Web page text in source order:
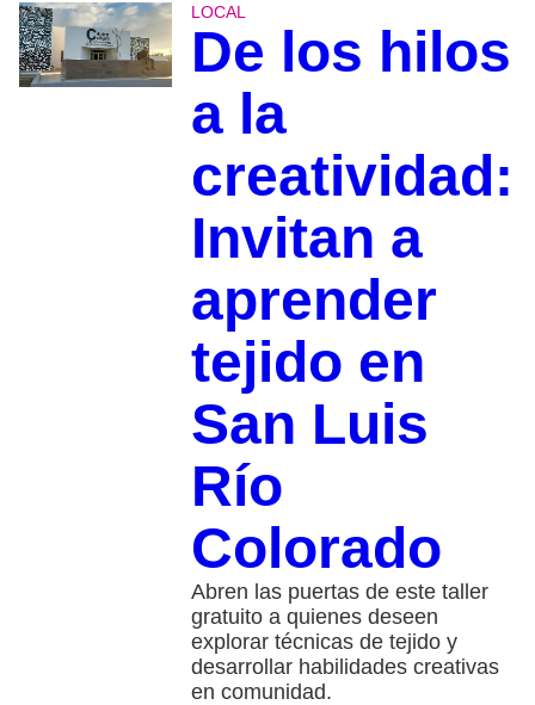
LOCAL
De los hilos
a la
creatividad:
Invitan a
aprender
tejido en
San Luis
Río
Colorado
Abren las puertas de este taller
gratuito a quienes deseen
explorar técnicas de tejido y
desarrollar habilidades creativas
en comunidad.